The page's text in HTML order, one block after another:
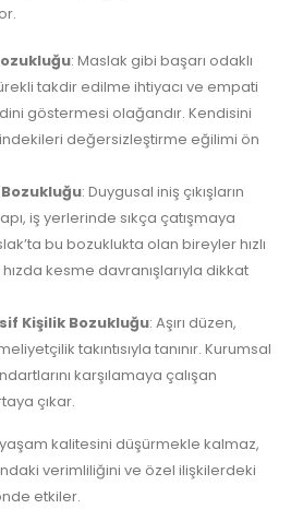
: Maslak gibi başarı odaklı
takdir edilme ihtiyacı ve empati
göstermesi olağandır. Kendisini
değersizleştirme eğilimi ön
: Duygusal iniş çıkışların
iş yerlerinde sıkça çatışmaya
bu bozuklukta olan bireyler hızlı
kesme davranışlarıyla dikkat
Kişilik Bozukluğu: Aşırı düzen,
takıntısıyla tanınır. Kurumsal
karşılamaya çalışan
çıkar.
kalitesini düşürmekle kalmaz,
verimliliğini ve özel ilişkilerdeki
etkiler.